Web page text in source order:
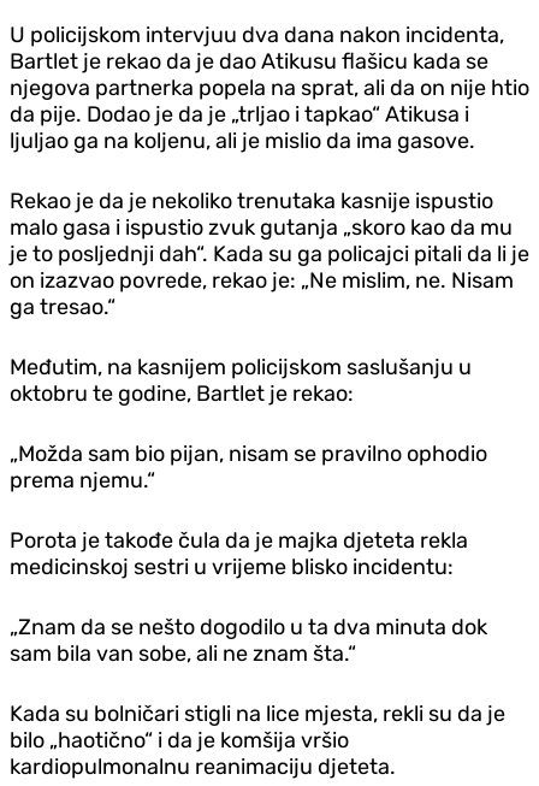
U policijskom intervjuu dva dana nakon incidenta,
Bartlet je rekao da je dao Atikusu flašicu kada se
njegova partnerka popela na sprat, ali da on nije htio
da pije. Dodao je da je „trljao i tapkao“ Atikusa i
ljuljao ga na koljenu, ali je mislio da ima gasove.
Rekao je da je nekoliko trenutaka kasnije ispustio
malo gasa i ispustio zvuk gutanja „skoro kao da mu
je to posljednji dah“. Kada su ga policajci pitali da li je
on izazvao povrede, rekao je: „Ne mislim, ne. Nisam
ga tresao.“
Međutim, na kasnijem policijskom saslušanju u
oktobru te godine, Bartlet je rekao:
„Možda sam bio pijan, nisam se pravilno ophodio
prema njemu.“
Porota je takođe čula da je majka djeteta rekla
medicinskoj sestri u vrijeme blisko incidentu:
„Znam da se nešto dogodilo u ta dva minuta dok
sam bila van sobe, ali ne znam šta.“
Kada su bolničari stigli na lice mjesta, rekli su da je
bilo „haotično“ i da je komšija vršio
kardiopulmonalnu reanimaciju djeteta.